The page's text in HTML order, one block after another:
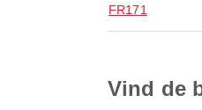
FR171
Vind de